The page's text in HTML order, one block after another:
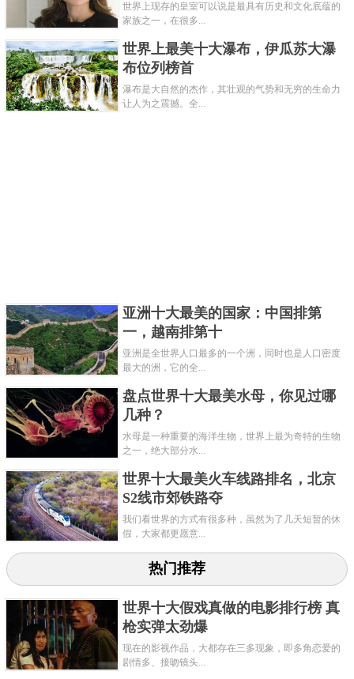
南一北伸向市区，构成优美的航程空间轮廓。
西湖原是一个海湾，由海湾而演化成为一个泻湖，由
泻湖而形成一个湖泊。西湖面积约6.39平方公里，东西
宽2.8公里，南北长3.2公里，分别为外西湖、西里湖、
北里湖、小南湖及月湖等五片湖面。
苏堤、白堤、月过湖面，小瀛洲、湖心亭、阮公墩顶
映，形成了一山、二塔、三岛、3D五湖的景观。西湖
以及湖光山色和人文底蕴吸引了历代文人墨克，堪称
天下明湖。
关键字：湖泊 最美
共3页: 上一页 1 2 3 下一页
世界上现存的皇室可以说是最具有历史和文化底蕴的
家族之一，在很多...
世界上最美十大瀑布，伊瓜苏大瀑
布位列榜首
瀑布是大自然的杰作，其壮观的气势和无穷的生命力
让人为之震撼。全...
亚洲十大最美的国家：中国排第
一，越南排第十
亚洲是全世界人口最多的一个洲，同时也是人口密度
最大的洲，它的全...
盘点世界十大最美水母，你见过哪
几种？
水母是一种重要的海洋生物，世界上最为奇特的生物
之一，绝大部分水...
世界十大最美火车线路排名，北京
S2线市郊铁路夺
我们看世界的方式有很多种，虽然为了几天短暂的休
假，大家都更愿意...
热门推荐
世界十大假戏真做的电影排行榜 真
枪实弹太劲爆
现在的影视作品，大都存在三多现象，即多角恋爱的
剧情多、接吻镜头...